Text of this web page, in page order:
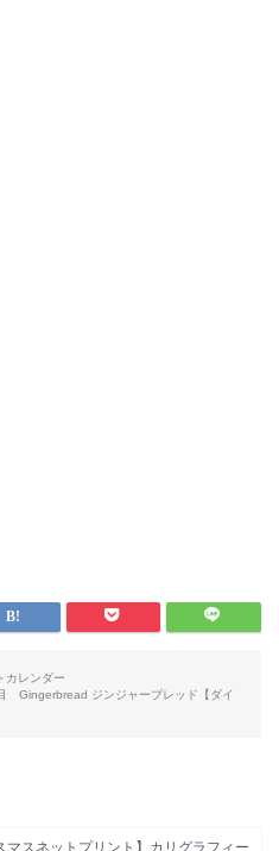
カレンダー
Gingerbread ジンジャーブレッド【ダイ